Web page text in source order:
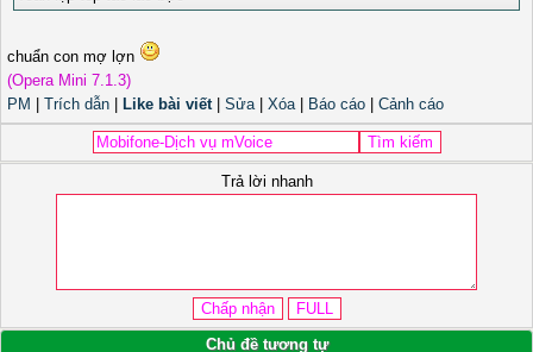
chuẩn con mợ lợn
(Opera Mini 7.1.3)
PM
Trích dẫn Like bài viết| Sửa| Xóa| Báo cáo Cảnh cáo
Trả lời nhanh
Chủ đề tương tự